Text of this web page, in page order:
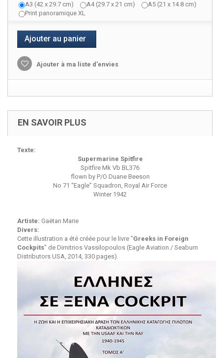
A3 (42 x 29.7 cm)
A4 (29.7 x 21 cm)
A5 (21 x 14.8 cm)
Print panoramique XL
Ajouter au panier
Ajouter à ma liste d'envies
EN SAVOIR PLUS
Texte:
Supermarine Spitfire
Spitfire Mk Vb BL376
flown by P/O Duane Beeson
No 71 “Eagle” Squadron, Royal Air Force
Winter 1942
Artiste: Gaëtan Marie
Divers:
Cette illustration a été créée pour le livre "Greeks in Foreign
Cockpits" de Dimitrios Vassilopoulos (Eagle Aviation / Seaburn
Distributors USA, 2014, 330 pages).